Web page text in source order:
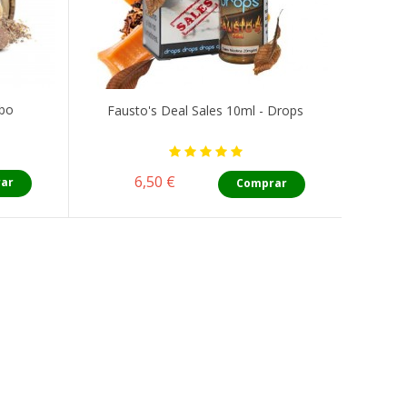
Fausto's Deal Sales 10ml - Drops
Precio
6,50 € Comprar